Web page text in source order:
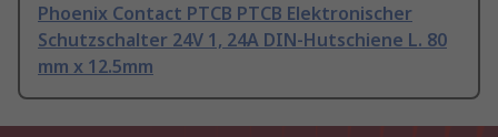
Phoenix Contact PTCB PTCB Elektronischer
Schutzschalter 24V 1, 24A DIN-Hutschiene L. 80
mm x 12.5mm